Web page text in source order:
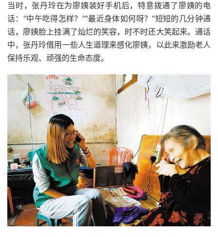
当时，张丹玲在为廖姨装好手机后，特意拨通了廖姨的电
话：“中午吃得怎样？”“最近身体如何呀？”短短的几分钟通
话，廖姨脸上挂满了灿烂的笑容，时不时还大笑起来。通话
中，张丹玲借用一些人生道理来感化廖姨，以此来激励老人
保持乐观、顽强的生命态度。